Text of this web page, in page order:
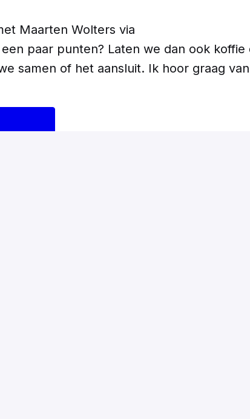
Maarten Wolters via
paar punten? Laten we dan ook
samen of het aansluit. Ik hoor graag